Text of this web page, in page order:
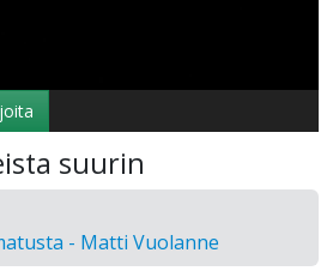
suurin
- Matti Vuolanne